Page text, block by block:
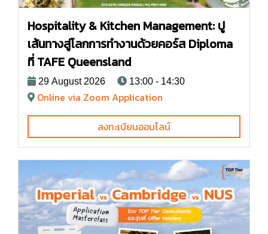
Hospitality & Kitchen Management: ปู
เส้นทางสู่โลกการทำงานด้วยคอร์ส Diploma
ที่ TAFE Queensland
29 August 2026 13:00 - 14:30
Online via Zoom Application
ลงทะเบียนออนไลน์